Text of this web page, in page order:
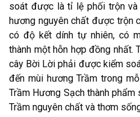
soát được là tỉ lệ phối trộn
hương nguyên chất được trộn
có độ kết dính tự nhiên, có
thành một hỗn hợp đồng nhất.
cây Bời Lời phải được kiểm
đến mùi hương Trầm trong
Trầm Hương Sạch thành
Trầm nguyên chất và thơm